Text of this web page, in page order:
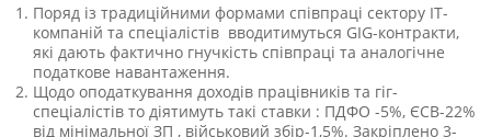
Поряд із традиційними формами співпраці сектору ІТ-
компаній та спеціалістів вводитимуться GIG-контракти,
які дають фактично гнучкість співпраці та аналогічне
податкове навантаження.
Щодо оподаткування доходів працівників та гіг-
спеціалістів то діятимуть такі ставки : ПДФО -5%, ЄСВ-22%
від мінімальної ЗП , військовий збір-1,5%. Закріплено 3-